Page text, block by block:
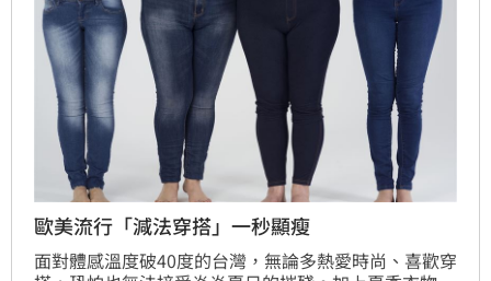
歐美流行「減法穿搭」一秒顯瘦
面對體感溫度破40度的台灣，無論多熱愛時尚、喜歡穿